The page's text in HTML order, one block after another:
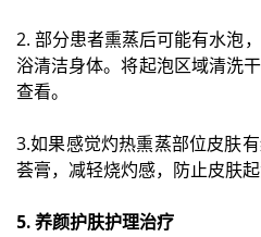
2. 部分患者熏蒸后可能有水泡
浴清洁身体。将起泡区域清洗
查看。
3.如果感觉灼热熏蒸部位皮肤
荟膏，减轻烧灼感，防止皮肤起
5. 养颜护肤护理治疗